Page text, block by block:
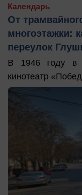
Календарь
От
многоэтажки:
переулок
В 1946 году в
кинотеатр